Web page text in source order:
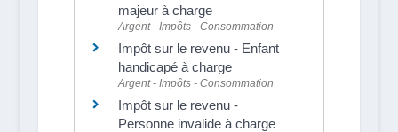
majeur à charge
Argent - Impôts - Consommation
Impôt sur le revenu - Enfant
handicapé à charge
Argent - Impôts - Consommation
Impôt sur le revenu -
Personne invalide à charge